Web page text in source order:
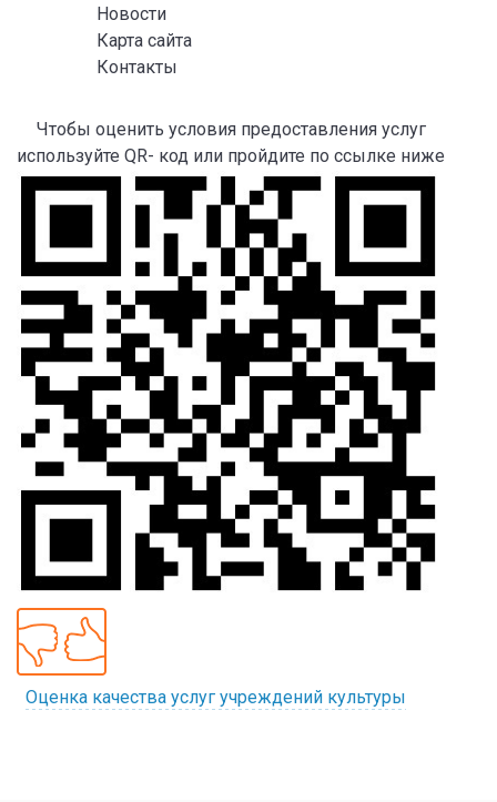
Новости
Карта сайта
Контакты
Чтобы оценить условия предоставления услуг
используйте QR- код или пройдите по ссылке ниже
Оценка качества услуг учреждений культуры